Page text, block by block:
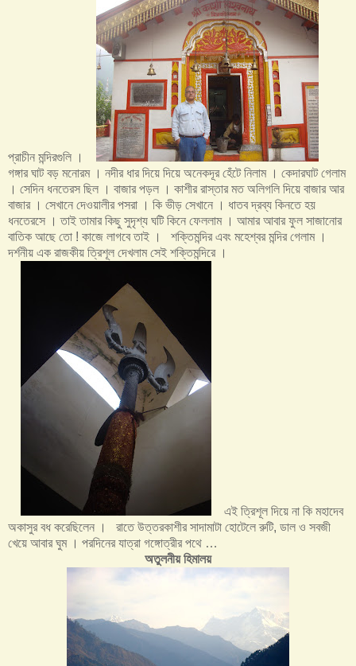
প্রাচীন মন্দিরগুলি ।
গঙ্গার ঘাট বড় মনোরম । নদীর ধার দিয়ে দিয়ে অনেকদূর হেঁটে নিলাম । কেদারঘাট গেলাম
। সেদিন ধনতেরস ছিল । বাজার পড়ল । কাশীর রাস্তার মত অলিগলি দিয়ে বাজার আর
বাজার । সেখানে দেওয়ালীর পসরা । কি ভীড় সেখানে । ধাতব দ্রব্য কিনতে হয়
ধনতেরসে । তাই তামার কিছু সুদৃশ্য ঘটি কিনে ফেললাম । আমার আবার ফুল সাজানোর
বাতিক আছে তো ! কাজে লাগবে তাই । শক্তিমন্দির এবং মহেশ্বর মন্দির গেলাম ।
দর্শনীয় এক রাজকীয় ত্রিশূল দেখলাম সেই শক্তিমন্দিরে ।
এই ত্রিশূল দিয়ে না কি মহাদেব
অকাসুর বধ করেছিলেন । রাতে উত্তরকাশীর সাদামাটা হোটেলে রুটি, ডাল ও সবজী
খেয়ে আবার ঘুম । পরদিনের যাত্রা গঙ্গোত্রীর পথে …
অতুলনীয় হিমালয়